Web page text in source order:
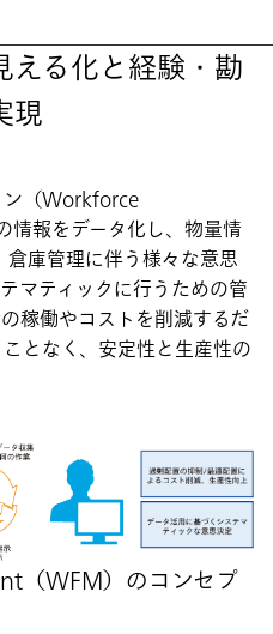
える化と経験・勘
現
ン（Workforce
報をデータ化し、物量情
庫管理に伴う様々な意思
マティックに行うための管
稼働やコストを削減するだ
となく、安定性と生産性の
（WFM）のコンセプ